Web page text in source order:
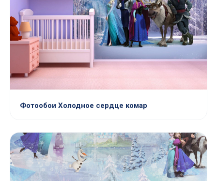
Фотообои Холодное сердце комар